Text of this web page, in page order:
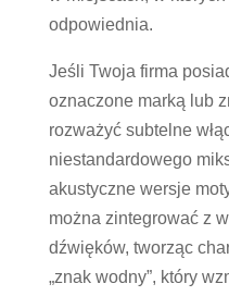
odpowiednia.
Jeśli Twoja firma
oznaczone marką lub
rozważyć subtelne
niestandardowego
akustyczne wersje
można zintegrować z
dźwięków, tworząc
„znak wodny”, który